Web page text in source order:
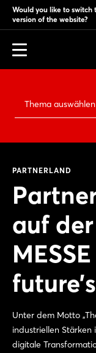
Would you like to switch
version of the website?
Thema auswählen
PARTNERLAND
auf
Unter dem Motto
industriellen Stärken
digitale